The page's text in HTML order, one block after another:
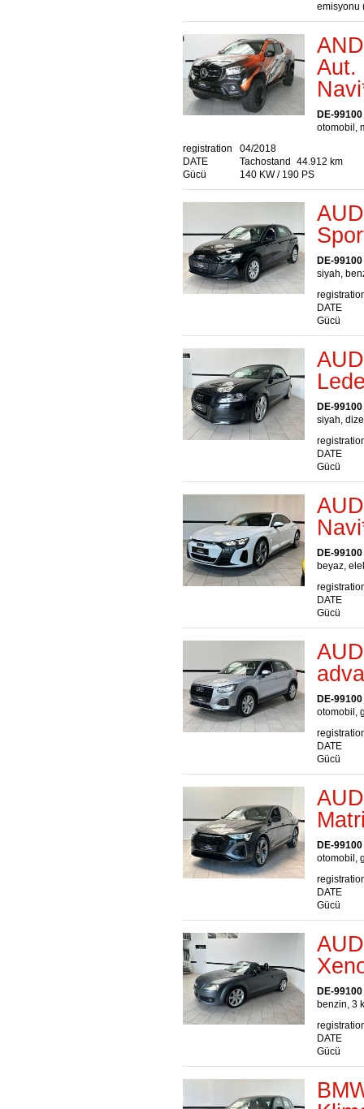
emisyonu
Aut.
DE-
otomobil,
registration
DATE
04/2018
Tachostand
44.912 km
Gücü
140 KW / 190 PS
DE-
siyah,
DATE
Gücü
DE-
siyah,
DATE
Gücü
DE-
beyaz,
DATE
Gücü
DE-
otomobil,
DATE
Gücü
DE-
otomobil,
DATE
Gücü
DE-
benzin, 3
DATE
Gücü